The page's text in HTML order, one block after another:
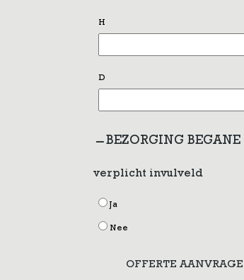
H
D
BEZORGING BEGANE
verplicht invulveld
Ja
Nee
OFFERTE